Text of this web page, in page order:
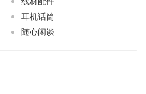
耳机话筒
随心闲谈